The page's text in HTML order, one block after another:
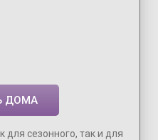
ДОМА
для сезонного, так и для